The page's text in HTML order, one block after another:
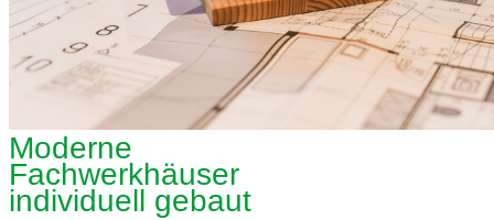
Moderne
Fachwerkhäuser
individuell gebaut